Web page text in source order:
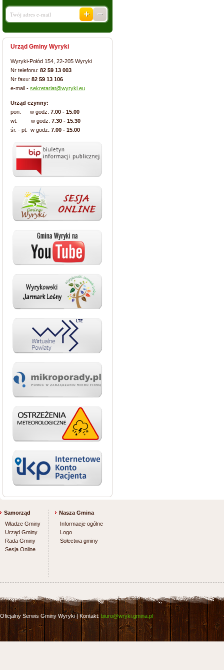
Urząd Gminy Wyryki
Wyryki-Połód 154, 22-205 Wyryki
Nr telefonu: 82 59 13 003
Nr faxu: 82 59 13 106
e-mail - sekretariat@wyryki.eu
Urząd czynny:
pon. w godz. 7.00 - 15.00
wt. w godz. 7.30 - 15.30
śr. - pt. w godz. 7.00 - 15.00
Samorząd
Władze Gminy
Urząd Gminy
Rada Gminy
Sesja Online
Nasza Gmina
Informacje ogólne
Logo
Sołectwa gminy
Oficjalny Serwis Gminy Wyryki | Kontakt: biuro@wryki.gmina.pl